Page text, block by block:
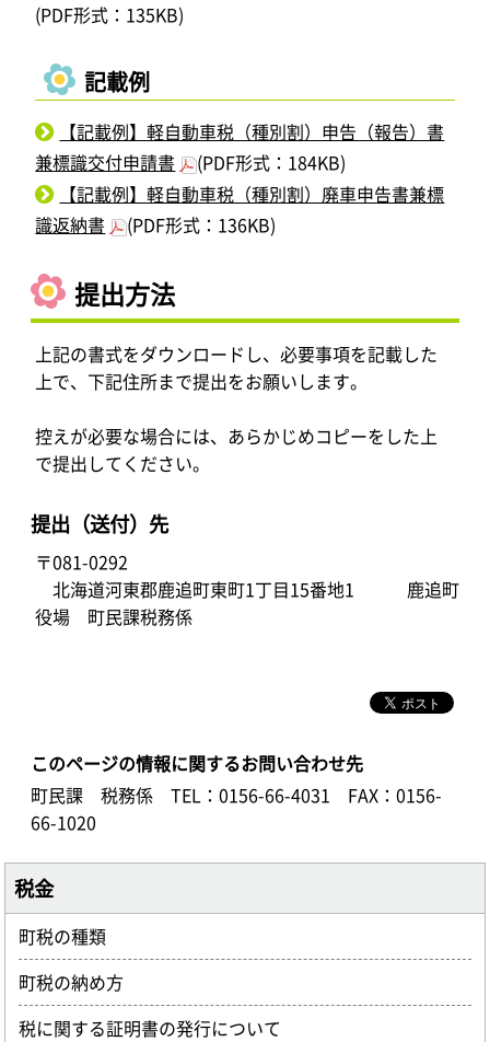
(PDF形式：135KB)
記載例
【記載例】軽自動車税（種別割）申告（報告）書
兼標識交付申請書
(PDF形式：184KB)
【記載例】軽自動車税（種別割）廃車申告書兼標
識返納書
(PDF形式：136KB)
提出方法
上記の書式をダウンロードし、必要事項を記載した
上で、下記住所まで提出をお願いします。
控えが必要な場合には、あらかじめコピーをした上
で提出してください。
提出（送付）先
〒081-0292
北海道河東郡鹿追町東町1丁目15番地1 鹿追町
役場 町民課税務係
このページの情報に関するお問い合わせ先
町民課 税務係
TEL：0156-66-4031
FAX：0156-
66-1020
税金
町税の種類
町税の納め方
税に関する証明書の発行について